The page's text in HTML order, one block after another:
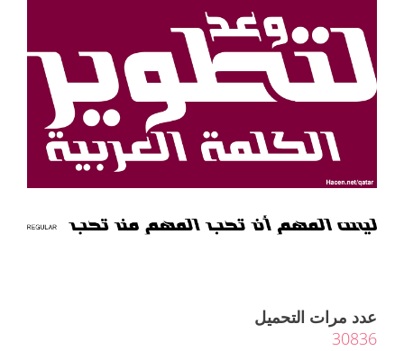
عدد مرات التحميل
30836